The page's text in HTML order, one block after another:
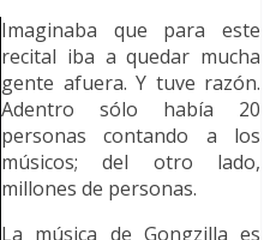
Imaginaba que para este
recital iba a quedar mucha
gente afuera. Y tuve razón.
Adentro sólo había 20
personas contando a los
músicos; del otro lado,
millones de personas.
La música de Gongzilla es